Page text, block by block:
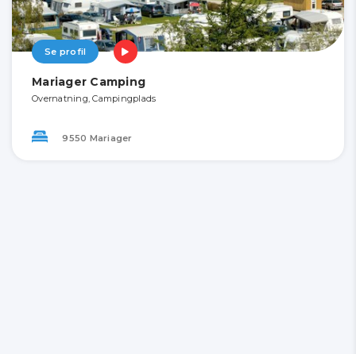
Se profil
Mariager Camping
Overnatning, Campingplads
9550 Mariager